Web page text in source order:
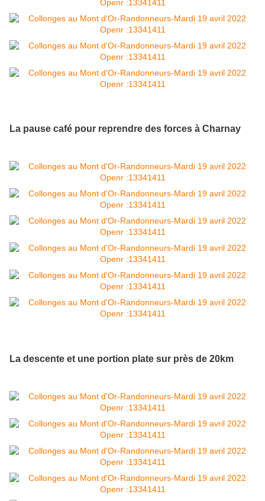
La pause café pour reprendre des forces à Charnay
La descente et une portion plate sur près de 20km